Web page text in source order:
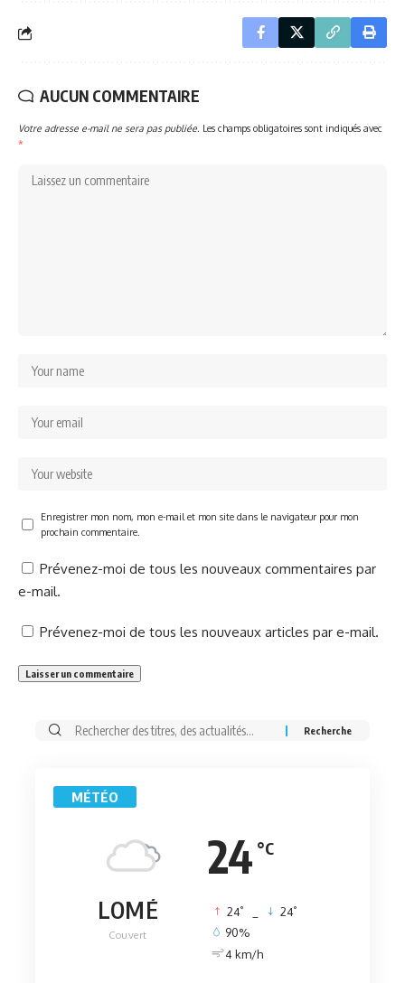
AUCUN COMMENTAIRE
Votre adresse e-mail ne sera pas publiée. Les champs obligatoires sont indiqués avec
*
Enregistrer mon nom, mon e-mail et mon site dans le navigateur pour mon
prochain commentaire.
Prévenez-moi de tous les nouveaux commentaires par
e-mail.
Prévenez-moi de tous les nouveaux articles par e-mail.
Rechercher:
MÉTÉO
24 °C
LOMÉ
Couvert
24° 24°
90%
4 km/h